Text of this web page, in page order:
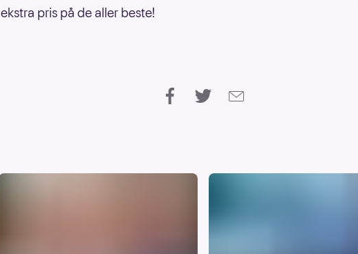
ekstra pris på de aller beste!